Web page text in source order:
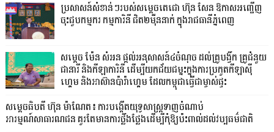
ប្រសាសន៍សំខាន់ៗរបស់សម្តេចតេជោ ហ៊ុន សែន ឱកាសអញ្ជើញ
ចុះជួបកម្មករ កម្មការិនី ជិត២ម៉ឺននាក់ ក្នុងរាជធានីភ្នំពេញ
សម្តេច ម៉ែន សំអន ផ្តល់អនុសាសន៍៤ចំណុច ដល់គ្រូបង្វឹក គ្រូជំនួយ
ជានារី និងកីឡាការិនី ដើម្បីយកជ័យជម្នះក្នុងការប្រកួតកីឡាស៊ី
ហ្គេម និងអាស៊ានប៉ារ៉ាហ្គេម ដែលកម្ពុជាធ្វើជាម្ចាស់ផ្ទះ
សម្តេចធិបតី ហ៊ុន ម៉ាណែត៖ ការបង្កើតយុទ្ធសាស្ត្រទាញចំណាប់
អារម្មណ៍សាធារណជន គួរតែមានការថ្លឹងថ្លែងដើម្បីកុំឱ្យប៉ះពាល់ដល់វប្បធម៌ជាតិ